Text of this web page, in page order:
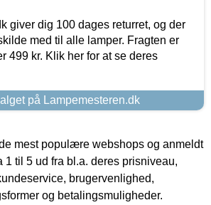
giver dig 100 dages returret, og der
med til alle lamper. Fragten er
499 kr. Klik her for at se deres
på Lampemesteren.dk
mest populære webshops og anmeldt
1 til 5 ud fra bl.a. deres prisniveau,
brugervenlighed,
og betalingsmuligheder.